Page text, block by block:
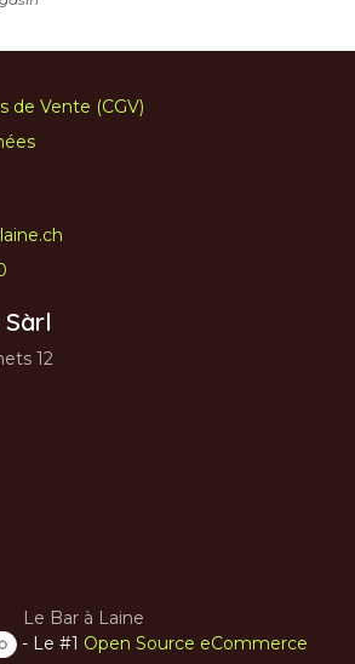
de Vente (CGV)
12
Le Bar à Laine
- Le #1 Open Source eCommerce